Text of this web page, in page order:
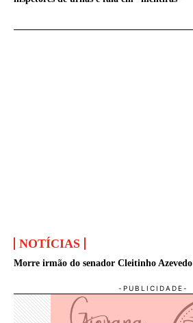
NOTÍCIAS
Morre irmão do senador Cleitinho Azevedo